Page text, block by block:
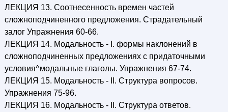
ЛЕКЦИЯ 13. Соотнесенность времен частей
сложноподчиненного предложения. Страдательный
залог Упражнения 60-66.
ЛЕКЦИЯ 14. Модальность - I. формы наклонений в
сложноподчиненных предложениях с придаточными
условия^модальные глаголы. Упражнения 67-74.
ЛЕКЦИЯ 15. Модальность - II. Структура вопросов.
Упражнения 75-96.
ЛЕКЦИЯ 16. Модальность - II. Структура ответов.